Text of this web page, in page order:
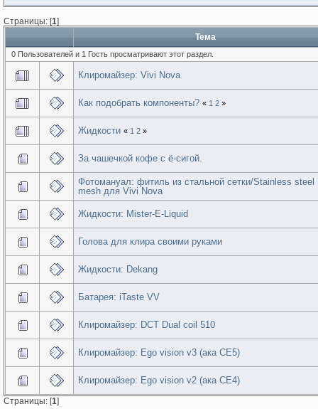
Страницы: [1]
Тема
0 Пользователей и 1 Гость просматривают этот раздел.
Клиромайзер: Vivi Nova
Как подобрать компоненты? « 1 2 »
Жидкости « 1 2 »
За чашечкой кофе с ё-сигой.
Фотомануал: фитиль из стальной сетки/Stainless steel
mesh для Vivi Nova
Жидкости: Mister-E-Liquid
Голова для клира своими руками
Жидкости: Dekang
Батарея: iTaste VV
Клиромайзер: DCT Dual coil 510
Клиромайзер: Ego vision v3 (ака CE5)
Клиромайзер: Ego vision v2 (ака CE4)
Страницы: [1]